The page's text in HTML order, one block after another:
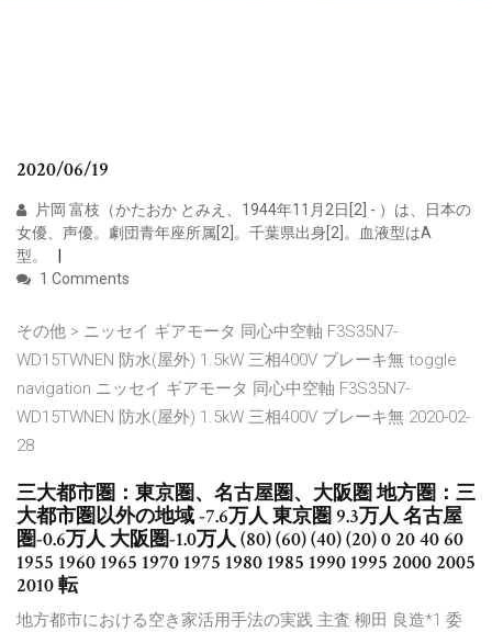
2020/06/19
片岡 富枝（かたおか とみえ、1944年11月2日[2] - ）は、日本の
女優、声優。劇団青年座所属[2]。千葉県出身[2]。血液型はA
型。
1 Comments
その他 > ニッセイ ギアモータ 同心中空軸 F3S35N7-
WD15TWNEN 防水(屋外) 1.5kW 三相400V ブレーキ無 toggle
navigation ニッセイ ギアモータ 同心中空軸 F3S35N7-
WD15TWNEN 防水(屋外) 1.5kW 三相400V ブレーキ無 2020-02-
28
三大都市圏：東京圏、名古屋圏、大阪圏 地方圏：三
大都市圏以外の地域 -7.6万人 東京圏 9.3万人 名古屋
圏-0.6万人 大阪圏-1.0万人 (80) (60) (40) (20) 0 20 40 60
1955 1960 1965 1970 1975 1980 1985 1990 1995 2000 2005
2010 転
地方都市における空き家活用手法の実践 主査 柳田 良造*1 委